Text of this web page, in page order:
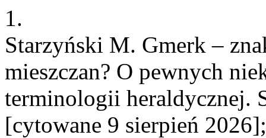
1.
Starzyński M. Gmerk –
mieszczan? O pewnych
terminologii heraldycznej.
[cytowane 9 sierpień